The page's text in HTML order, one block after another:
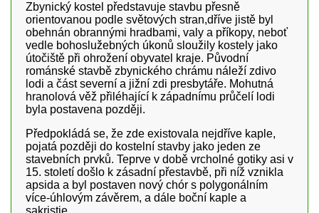
Zbynický kostel představuje stavbu přesně
orientovanou podle světových stran,dříve jistě byl
obehnán obrannými hradbami, valy a příkopy, neboť
vedle bohoslužebných úkonů sloužily kostely jako
útočiště při ohrožení obyvatel kraje. Původní
románské stavbě zbynického chrámu náleží zdivo
lodi a část severní a jižní zdi presbytáře. Mohutná
hranolová věž přiléhající k západnímu průčelí lodi
byla postavena později.
Předpokládá se, že zde existovala nejdříve kaple,
pojatá později do kostelní stavby jako jeden ze
stavebních prvků. Teprve v době vrcholné gotiky asi v
15. století došlo k zásadní přestavbě, při níž vznikla
apsida a byl postaven nový chór s polygonálním
více-úhlovým závěrem, a dále boční kaple a
sakristie.